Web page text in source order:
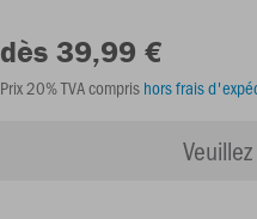
dès 39,99 €
Prix 20% TVA compris hors frais